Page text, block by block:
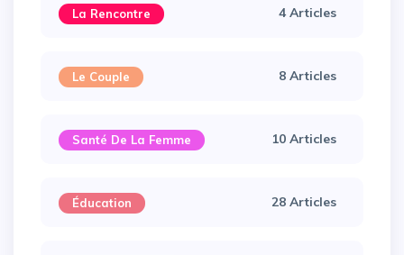
La Rencontre 4 Articles
Le Couple 8 Articles
Santé De La Femme 10 Articles
Éducation 28 Articles